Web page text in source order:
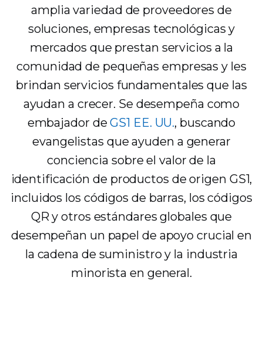
amplia variedad de proveedores de
soluciones, empresas tecnológicas y
mercados que prestan servicios a la
comunidad de pequeñas empresas y les
brindan servicios fundamentales que las
ayudan a crecer. Se desempeña como
embajador deGS1 EE. UU., buscando
evangelistas que ayuden a generar
conciencia sobre el valor de la
identificación de productos de origen GS1,
incluidos los códigos de barras, los códigos
QR y otros estándares globales que
desempeñan un papel de apoyo crucial en
la cadena de suministro y la industria
minorista en general.